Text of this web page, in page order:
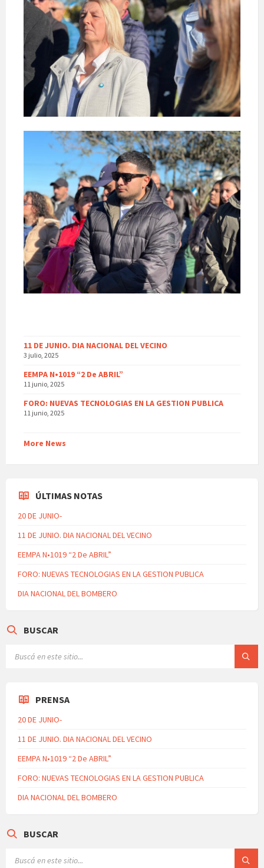
11 DE JUNIO. DIA NACIONAL DEL VECINO
3 julio, 2025
EEMPA N•1019 “2 De ABRIL”
11 junio, 2025
FORO: NUEVAS TECNOLOGIAS EN LA GESTION PUBLICA
11 junio, 2025
More News
ÚLTIMAS NOTAS
20 DE JUNIO-
11 DE JUNIO. DIA NACIONAL DEL VECINO
EEMPA N•1019 “2 De ABRIL”
FORO: NUEVAS TECNOLOGIAS EN LA GESTION PUBLICA
DIA NACIONAL DEL BOMBERO
BUSCAR
PRENSA
20 DE JUNIO-
11 DE JUNIO. DIA NACIONAL DEL VECINO
EEMPA N•1019 “2 De ABRIL”
FORO: NUEVAS TECNOLOGIAS EN LA GESTION PUBLICA
DIA NACIONAL DEL BOMBERO
BUSCAR